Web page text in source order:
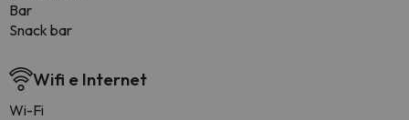
Bar
Snack bar
Wifi e Internet
Wi-Fi